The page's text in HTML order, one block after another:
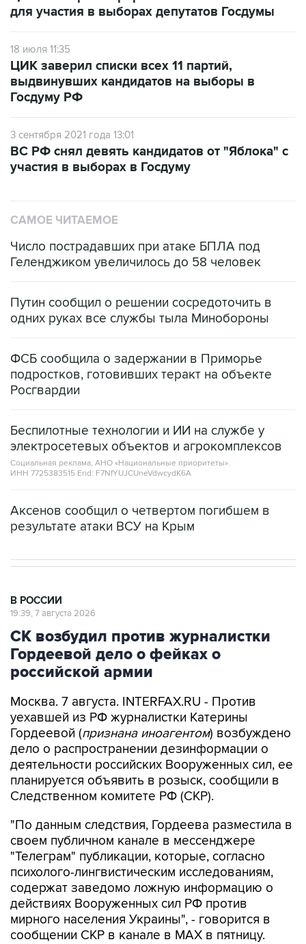
для участия в выборах депутатов Госдумы
18 июля 11:35
ЦИК заверил списки всех 11 партий,
выдвинувших кандидатов на выборы в
Госдуму РФ
3 сентября 2021 года 13:01
ВС РФ снял девять кандидатов от "Яблока" с
участия в выборах в Госдуму
САМОЕ ЧИТАЕМОЕ
Число пострадавших при атаке БПЛА под
Геленджиком увеличилось до 58 человек
Путин сообщил о решении сосредоточить в
одних руках все службы тыла Минобороны
ФСБ сообщила о задержании в Приморье
подростков, готовивших теракт на объекте
Росгвардии
Беспилотные технологии и ИИ на службе у
электросетевых объектов и агрокомплексов
Социальная реклама, АНО «Национальные приоритеты».
ИНН 7725383515 Erid: F7NfYUJCUneVdwcydK6A
Аксенов сообщил о четвертом погибшем в
результате атаки ВСУ на Крым
В РОССИИ
19:39, 7 августа 2026
СК возбудил против журналистки
Гордеевой дело о фейках о
российской армии
Москва. 7 августа. INTERFAX.RU - Против
уехавшей из РФ журналистки Катерины
Гордеевой (признана иноагентом) возбуждено
дело о распространении дезинформации о
деятельности российских Вооруженных сил, ее
планируется объявить в розыск, сообщили в
Следственном комитете РФ (СКР).
"По данным следствия, Гордеева разместила в
своем публичном канале в мессенджере
"Телеграм" публикации, которые, согласно
психолого-лингвистическим исследованиям,
содержат заведомо ложную информацию о
действиях Вооруженных сил РФ против
мирного населения Украины", - говорится в
сообщении СКР в канале в MAX в пятницу.